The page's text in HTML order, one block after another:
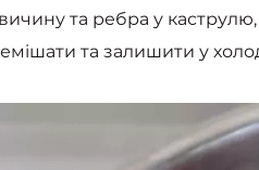
та ребра у
та залишити у